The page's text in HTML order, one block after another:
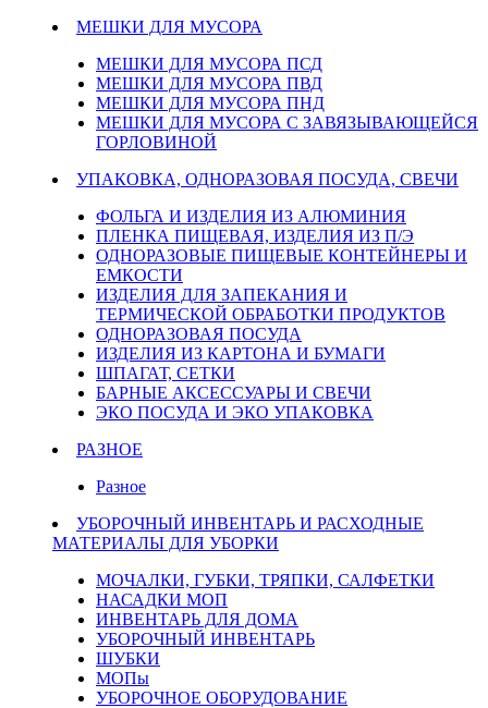
МЕШКИ ДЛЯ МУСОРА
МЕШКИ ДЛЯ МУСОРА ПСД
МЕШКИ ДЛЯ МУСОРА ПВД
МЕШКИ ДЛЯ МУСОРА ПНД
МЕШКИ ДЛЯ МУСОРА С ЗАВЯЗЫВАЮЩЕЙСЯ
ГОРЛОВИНОЙ
УПАКОВКА, ОДНОРАЗОВАЯ ПОСУДА, СВЕЧИ
ФОЛЬГА И ИЗДЕЛИЯ ИЗ АЛЮМИНИЯ
ПЛЕНКА ПИЩЕВАЯ, ИЗДЕЛИЯ ИЗ П/Э
ОДНОРАЗОВЫЕ ПИЩЕВЫЕ КОНТЕЙНЕРЫ И
ЕМКОСТИ
ИЗДЕЛИЯ ДЛЯ ЗАПЕКАНИЯ И
ТЕРМИЧЕСКОЙ ОБРАБОТКИ ПРОДУКТОВ
ОДНОРАЗОВАЯ ПОСУДА
ИЗДЕЛИЯ ИЗ КАРТОНА И БУМАГИ
ШПАГАТ, СЕТКИ
БАРНЫЕ АКСЕССУАРЫ И СВЕЧИ
ЭКО ПОСУДА И ЭКО УПАКОВКА
РАЗНОЕ
Разное
УБОРОЧНЫЙ ИНВЕНТАРЬ И РАСХОДНЫЕ
МАТЕРИАЛЫ ДЛЯ УБОРКИ
МОЧАЛКИ, ГУБКИ, ТРЯПКИ, САЛФЕТКИ
НАСАДКИ МОП
ИНВЕНТАРЬ ДЛЯ ДОМА
УБОРОЧНЫЙ ИНВЕНТАРЬ
ШУБКИ
МОПы
УБОРОЧНОЕ ОБОРУДОВАНИЕ